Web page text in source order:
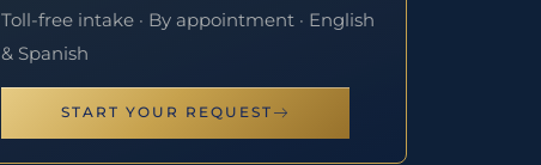
Toll-free intake · By appointment · English
& Spanish
START YOUR REQUEST